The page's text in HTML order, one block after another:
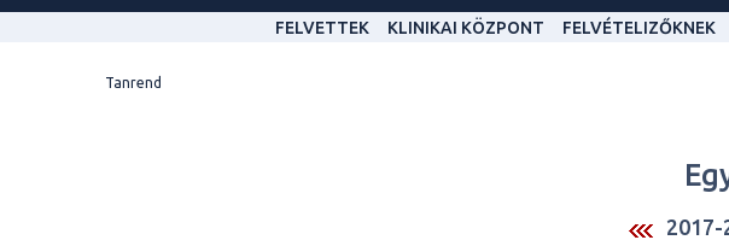
FELVETTEK KLINIKAI KÖZPONT FELVÉTELIZŐKNEK
Tanrend
2017-